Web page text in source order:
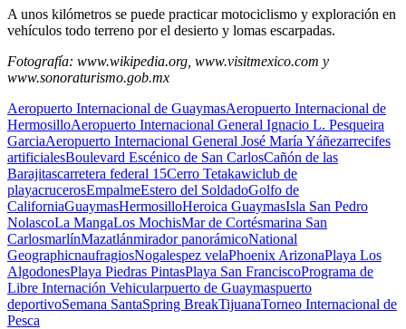
A unos kilómetros se puede practicar motociclismo y exploración en
vehículos todo terreno por el desierto y lomas escarpadas.
Fotografía: www.wikipedia.org, www.visitmexico.com y
www.sonoraturismo.gob.mx
Aeropuerto Internacional de GuaymasAeropuerto Internacional de
HermosilloAeropuerto Internacional General Ignacio L. Pesqueira
GarciaAeropuerto Internacional General José María Yáñezarrecifes
artificialesBoulevard Escénico de San CarlosCañón de las
Barajitascarretera federal 15Cerro Tetakawiclub de
playacrucerosEmpalmeEstero del SoldadoGolfo de
CaliforniaGuaymasHermosilloHeroica GuaymasIsla San Pedro
NolascoLa MangaLos MochisMar de Cortésmarina San
CarlosmarlínMazatlánmirador panorámicoNational
GeographicnaufragiosNogalespez velaPhoenix ArizonaPlaya Los
AlgodonesPlaya Piedras PintasPlaya San FranciscoPrograma de
Libre Internación Vehicularpuerto de Guaymaspuerto
deportivoSemana SantaSpring BreakTijuanaTorneo Internacional de
Pesca